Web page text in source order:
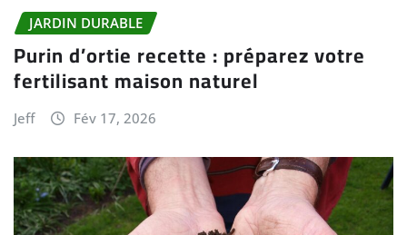
JARDIN DURABLE
Purin d’ortie recette : préparez votre
fertilisant maison naturel
Jeff Fév 17, 2026